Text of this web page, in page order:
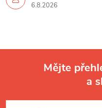
6.8.2026
Mějte
a